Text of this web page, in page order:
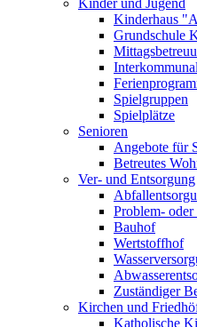
Kinder und Jugend
Kinderhaus
Grundschule
Spielgruppen
Spielplätze
Senioren
Angebote für
Betreutes
Ver- und Entsorgung
Problem-
Bauhof
Wertstoffhof
Zuständiger
Kirchen und
Katholische